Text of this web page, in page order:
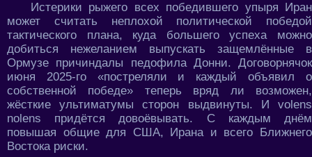
Истерики рыжего всех победившего упыря Иран
может считать неплохой политической победой
тактического плана, куда большего успеха можно
добиться нежеланием выпускать защемлённые в
Ормузе причиндалы педофила Донни. Договорнячок
июня 2025-го «постреляли и каждый объявил о
собственной победе» теперь вряд ли возможен,
жёсткие ультиматумы сторон выдвинуты. И volens
nolens придётся довоёвывать. С каждым днём
повышая общие для США, Ирана и всего Ближнего
Востока риски.